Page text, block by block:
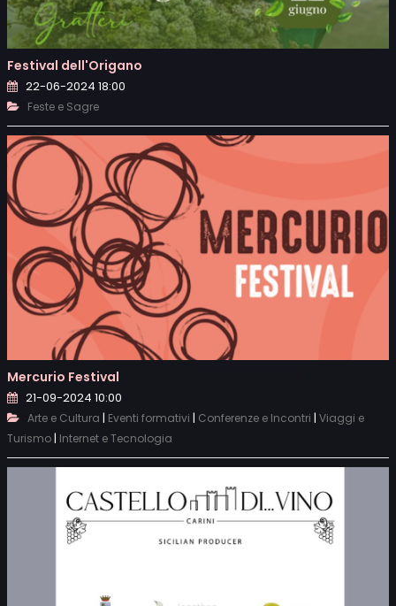
Festival dell'Origano
22-06-2024 18:00
Feste e Sagre
Mercurio Festival
21-09-2024 10:00
Arte e Cultura | Eventi formativi | Conferenze e Incontri | Viaggi e
Turismo | Internet e Tecnologia